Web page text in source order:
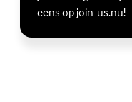
eens op join-us.nu!